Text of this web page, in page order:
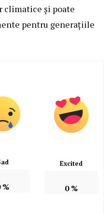
climatice și poate
pentru generațiile
%
Excited
0%